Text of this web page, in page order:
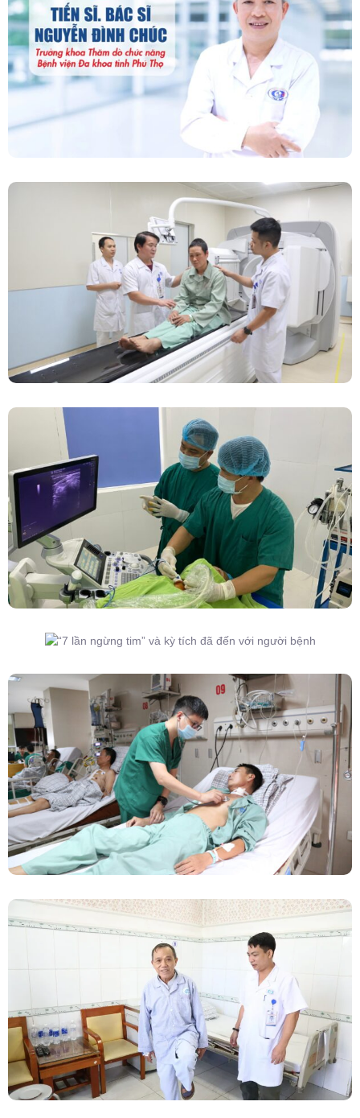
“Người Dẫn Đường” Của Khoa Thăm Dò Chức
Năng – Bệnh Viện Đa Khoa Tỉnh Phú Thọ
Chính Thức Vận Hành Máy Xạ Hình Thế Hệ
Mới Spect/CT Trong Chẩn Đoán Và Điều Trị
Ung Thư Tại Bệnh Viện Đa Khoa Tỉnh Phú Thọ
Đốt Sóng Cao Tần Dưới Siêu Âm, Điều Trị U
Lành Tuyến Giáp Không Cần Phẫu Thuật
Người Bệnh
Phẫu Thuật Nội Soi Thay Van Tim – Bước Tiến
Vững Chắc Của Khoa Phẫu Thuật Tim Mạch
Lồng Ngực BVĐK Tỉnh Phú Thọ
Đốt Sóng Cao Tần Xung (PRF) Trong Điều Trị
Đau Do Thoái Hóa Khớp Háng – Đánh Bay
Cơn Đau 1 Cách Nhanh Chóng